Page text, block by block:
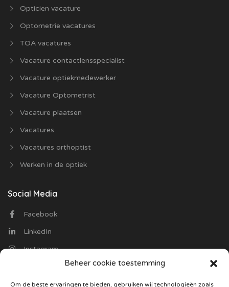
Beheer cookie toestemming
Om de beste ervaringen te bieden, gebruiken wij technologieën zoals
Opticien vacature
Optometrie vacatures
TOA vacatures
Vacature contactlensspecialist
Vacature optiekmedewerker
Vacature Optometrist
Vacature plaatsen
Vacatures
Vacatures orthoptist
Werken in de optiek
Social Media
Facebook
LinkedIn
Instagram